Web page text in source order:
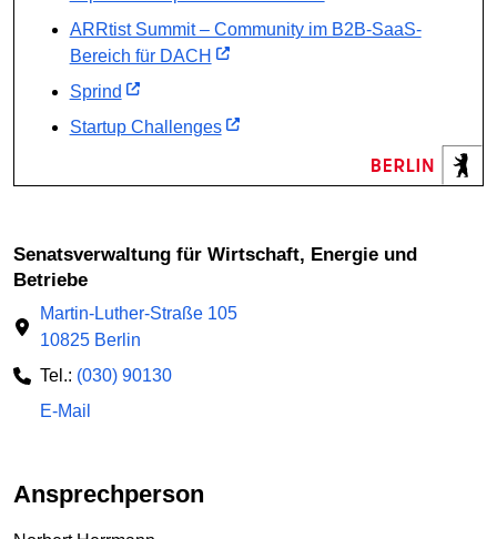
ARRtist Summit – Community im B2B-SaaS-
Bereich für DACH
Sprind
Startup Challenges
Senatsverwaltung für Wirtschaft, Energie und
Betriebe
Martin-Luther-Straße 105
10825 Berlin
Tel.: (030) 90130
E-Mail
Ansprechperson